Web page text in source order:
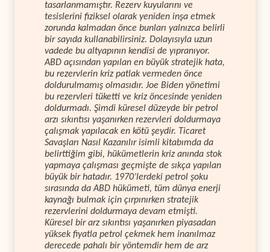
tasarlanmamıştır. Rezerv kuyularını ve
tesislerini fiziksel olarak yeniden inşa etmek
zorunda kalmadan önce bunları yalnızca belirli
bir sayıda kullanabilirsiniz. Dolayısıyla uzun
vadede bu altyapının kendisi de yıpranıyor.
ABD açısından yapılan en büyük stratejik hata,
bu rezervlerin kriz patlak vermeden önce
doldurulmamış olmasıdır. Joe Biden yönetimi
bu rezervleri tüketti ve kriz öncesinde yeniden
doldurmadı. Şimdi küresel düzeyde bir petrol
arzı sıkıntısı yaşanırken rezervleri doldurmaya
çalışmak yapılacak en kötü şeydir. Ticaret
Savaşları Nasıl Kazanılır isimli kitabımda da
belirttiğim gibi, hükümetlerin kriz anında stok
yapmaya çalışması geçmişte de sıkça yapılan
büyük bir hatadır. 1970’lerdeki petrol şoku
sırasında da ABD hükümeti, tüm dünya enerji
kaynağı bulmak için çırpınırken stratejik
rezervlerini doldurmaya devam etmişti.
Küresel bir arz sıkıntısı yaşanırken piyasadan
yüksek fiyatla petrol çekmek hem inanılmaz
derecede pahalı bir yöntemdir hem de arz